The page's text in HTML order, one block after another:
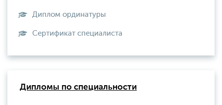
Диплом ординатуры
Сертификат специалиста
Дипломы по специальности